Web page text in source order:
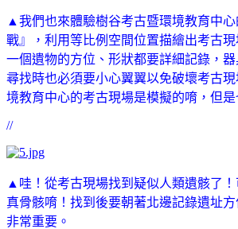
▲我們也來體驗樹谷考古暨環境教育中
戰』，利用等比例空間位置描繪出考古
一個遺物的方位、形狀都要詳細記錄， 器
尋找時也必須要小心翼翼以免破壞考古現
境教育中心的考古現場是模擬的唷，但是
//
▲哇！從考古現場找到疑似人類遺骸了
真骨骸唷！找到後要朝著北邊記錄遺址
非常重要。